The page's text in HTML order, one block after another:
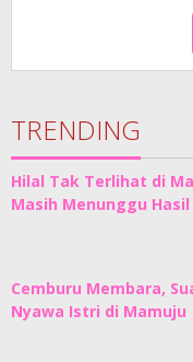
TRENDING
Hilal Tak Terlihat di
Masih Menunggu
Cemburu Membara,
Nyawa Istri di Mamuju